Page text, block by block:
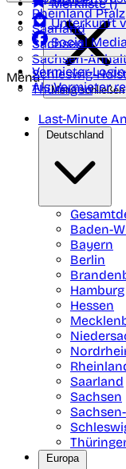
Rheinland Pfalz
Saarland
Sachsen
Sachsen-
Schleswig-
Thüringen
Merkliste ()
Unterkunft
Social Media
Vermieter-Login
Als Vermieter
Menü
Menü schließen
Last-Minute
Deutschland
Baden-
Bayern
Berlin
Hamburg
Hessen
Saarland
Sachsen
Europa